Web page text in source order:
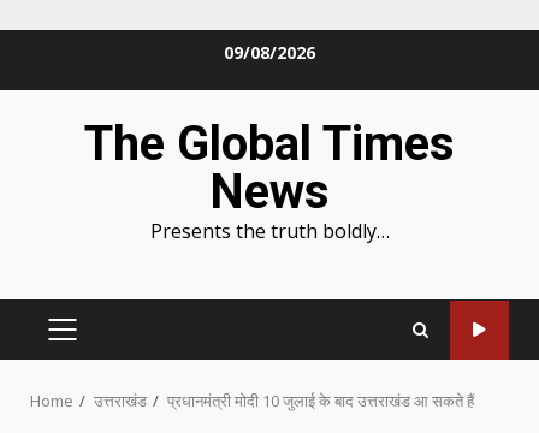
09/08/2026
The Global Times
News
Presents the truth boldly…
PRIMARY
Home उत्तराखंड प्रधानमंत्री मोदी 10 जुलाई के बाद उत्तराखंड आ सकते हैं